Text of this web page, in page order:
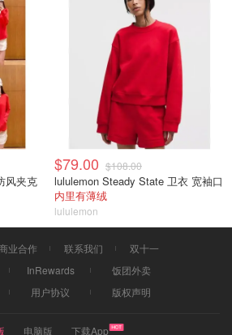
风夹克
$79.00 $108.00
lululemon Steady State 卫衣 宽袖口
内里有薄绒
lululemon
业合作 联系我们
双十一
InRewards
饭团外卖
用户协议 版权声明
电脑版 下载App